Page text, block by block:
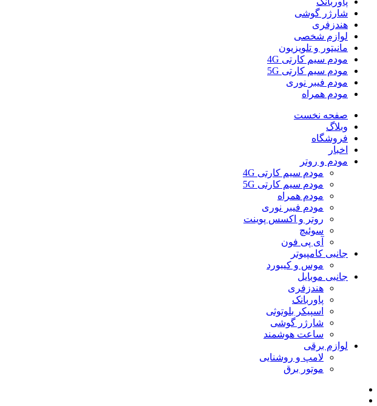
شارژر گوشی
هندزفری
لوازم شخصی
مانیتور و تلویزیون
مودم سیم کارتی 4G
مودم سیم کارتی 5G
مودم فیبر نوری
مودم همراه
صفحه نخست
وبلاگ
فروشگاه
اخبار
مودم و روتر
مودم سیم کارتی 4G
مودم سیم کارتی 5G
مودم همراه
مودم فیبر نوری
روتر و اکسس پوینت
سوئیچ
آی پی فون
جانبی کامپیوتر
موس و کیبورد
جانبی موبایل
هندزفری
پاوربانک
اسپیکر بلوتوثی
شارژر گوشی
ساعت هوشمند
لوازم برقی
لامپ و روشنایی
موتور برق